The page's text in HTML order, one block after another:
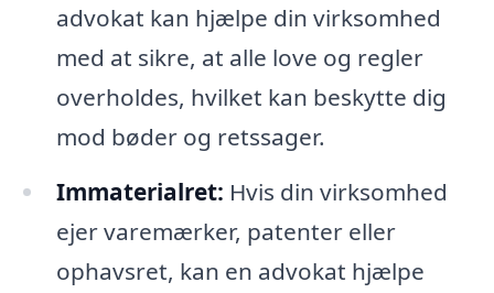
advokat kan hjælpe din virksomhed
med at sikre, at alle love og regler
overholdes, hvilket kan beskytte dig
mod bøder og retssager.
Immaterialret: Hvis din virksomhed
ejer varemærker, patenter eller
ophavsret, kan en advokat hjælpe